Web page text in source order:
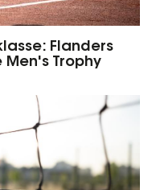
Flanders
Men's Trophy